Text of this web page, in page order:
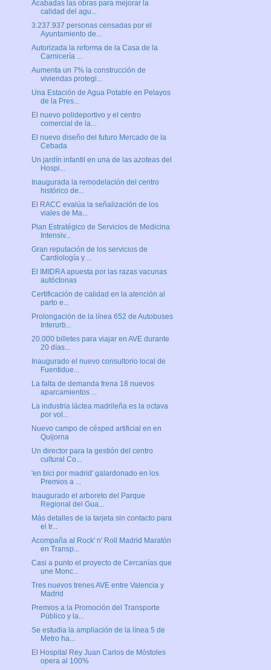
Acabadas las obras para mejorar la
calidad del agu...
3.237.937 personas censadas por el
Ayuntamiento de...
Autorizada la reforma de la Casa de la
Carnicería ...
Aumenta un 7% la construcción de
viviendas protegi...
Una Estación de Agua Potable en Pelayos
de la Pres...
El nuevo polideportivo y el centro
comercial de la...
El nuevo diseño del futuro Mercado de la
Cebada
Un jardín infantil en una de las azoteas del
Hospi...
Inaugurada la remodelación del centro
histórico de...
El RACC evalúa la señalización de los
viales de Ma...
Plan Estratégico de Servicios de Medicina
Intensiv...
Gran reputación de los servicios de
Cardiología y ...
El IMIDRA apuesta por las razas vacunas
autóctonas
Certificación de calidad en la atención al
parto e...
Prolongación de la línea 652 de Autobuses
Interurb...
20.000 billetes para viajar en AVE durante
20 días...
Inaugurado el nuevo consultorio local de
Fuentidue...
La falta de demanda frena 18 nuevos
aparcamientos ...
La industria láctea madrileña es la octava
por vol...
Nuevo campo de césped artificial en en
Quijorna
Un director para la gestión del centro
cultural Co...
'en bici por madrid' galardonado en los
Premios a ...
Inaugurado el arboreto del Parque
Regional del Gua...
Más detalles de la tarjeta sin contacto para
el tr...
Acompaña al Rock' n' Roll Madrid Maratón
en Transp...
Casi a punto el proyecto de Cercanías que
une Monc...
Tres nuevos trenes AVE entre Valencia y
Madrid
Premios a la Promoción del Transporte
Público y la...
Se estudia la ampliación de la línea 5 de
Metro ha...
El Hospital Rey Juan Carlos de Móstoles
opera al 100%